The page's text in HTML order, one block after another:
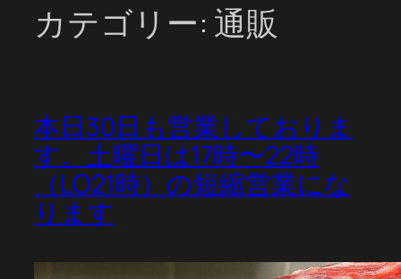
カテゴリー: 通販
本日30日も営業しておりま
す。土曜日は17時〜22時
（LO21時）の短縮営業にな
ります